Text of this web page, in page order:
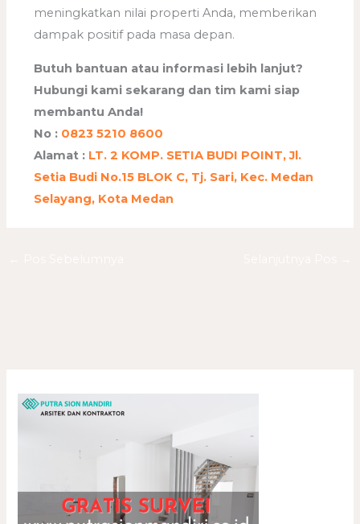
meningkatkan nilai properti Anda, memberikan
dampak positif pada masa depan.
Butuh bantuan atau informasi lebih lanjut?
Hubungi kami sekarang dan tim kami siap
membantu Anda!
No : 0823 5210 8600
Alamat : LT. 2 KOMP. SETIA BUDI POINT, Jl.
Setia Budi No.15 BLOK C, Tj. Sari, Kec. Medan
Selayang, Kota Medan